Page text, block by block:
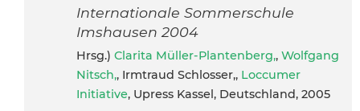
Internationale Sommerschule
Imshausen 2004
Hrsg.) Clarita Müller-Plantenberg,, Wolfgang
Nitsch,, Irmtraud Schlosser,, Loccumer
Initiative, Upress Kassel, Deutschland, 2005